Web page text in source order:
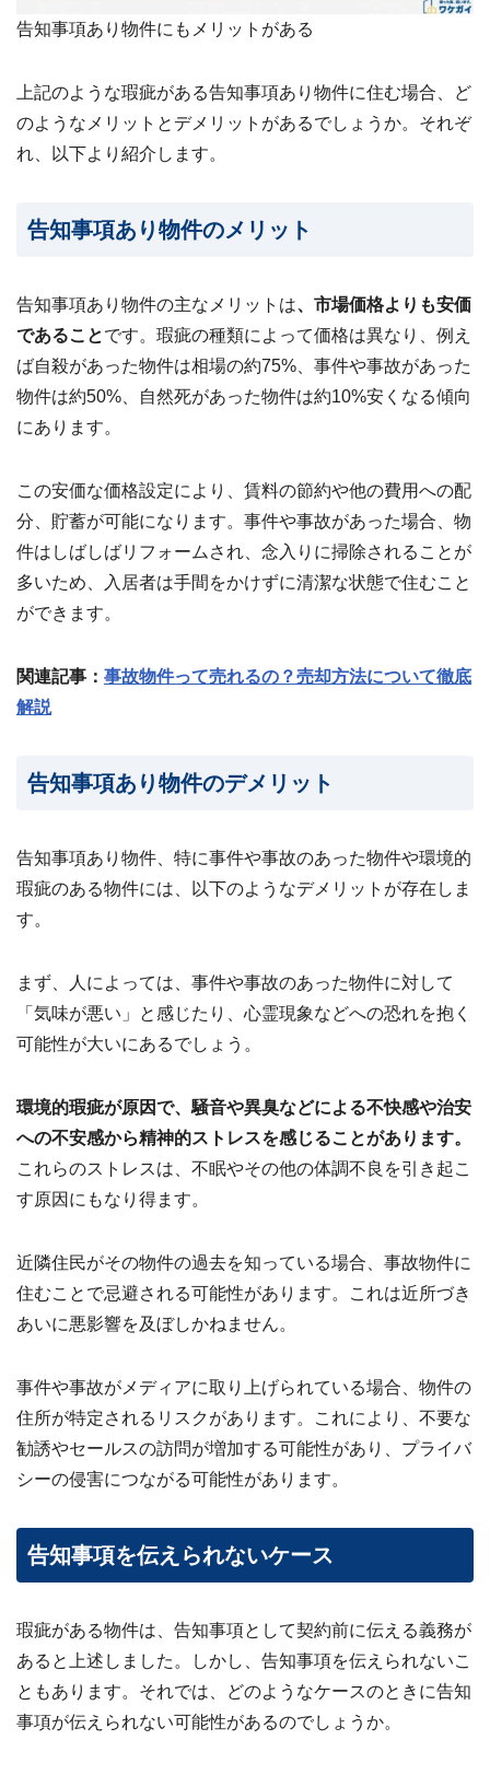
告知事項あり物件にもメリットがある
上記のような瑕疵がある告知事項あり物件に住む場合、ど
のようなメリットとデメリットがあるでしょうか。それぞ
れ、以下より紹介します。
告知事項あり物件のメリット
告知事項あり物件の主なメリットは、市場価格よりも安価
であることです。瑕疵の種類によって価格は異なり、例え
ば自殺があった物件は相場の約75%、事件や事故があった
物件は約50%、自然死があった物件は約10%安くなる傾向
にあります。
この安価な価格設定により、賃料の節約や他の費用への配
分、貯蓄が可能になります。事件や事故があった場合、物
件はしばしばリフォームされ、念入りに掃除されることが
多いため、入居者は手間をかけずに清潔な状態で住むこと
ができます。
関連記事： 事故物件って売れるの？売却方法について徹底
解説
告知事項あり物件のデメリット
告知事項あり物件、特に事件や事故のあった物件や環境的
瑕疵のある物件には、以下のようなデメリットが存在しま
す。
まず、人によっては、事件や事故のあった物件に対して
「気味が悪い」と感じたり、心霊現象などへの恐れを抱く
可能性が大いにあるでしょう。
環境的瑕疵が原因で、騒音や異臭などによる不快感や治安
への不安感から精神的ストレスを感じることがあります。
これらのストレスは、不眠やその他の体調不良を引き起こ
す原因にもなり得ます。
近隣住民がその物件の過去を知っている場合、事故物件に
住むことで忌避される可能性があります。これは近所づき
あいに悪影響を及ぼしかねません。
事件や事故がメディアに取り上げられている場合、物件の
住所が特定されるリスクがあります。これにより、不要な
勧誘やセールスの訪問が増加する可能性があり、プライバ
シーの侵害につながる可能性があります。
告知事項を伝えられないケース
瑕疵がある物件は、告知事項として契約前に伝える義務が
あると上述しました。しかし、告知事項を伝えられないこ
ともあります。それでは、どのようなケースのときに告知
事項が伝えられない可能性があるのでしょうか。